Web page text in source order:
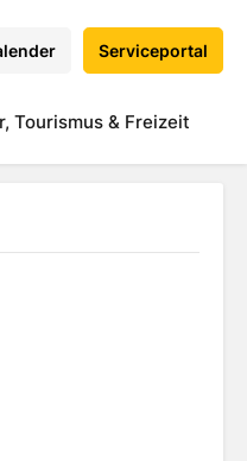
Serviceportal
Tourismus & Freizeit